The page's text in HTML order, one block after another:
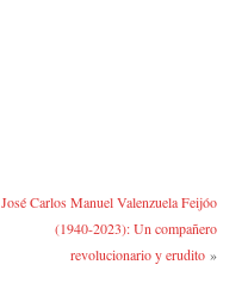
José Carlos Manuel Valenzuela Feijóo
(1940-2023): Un compañero
revolucionario y erudito»